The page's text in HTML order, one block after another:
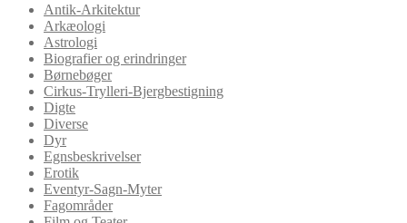
Antik-Arkitektur
Arkæologi
Astrologi
Biografier og erindringer
Børnebøger
Cirkus-Trylleri-Bjergbestigning
Digte
Diverse
Dyr
Egnsbeskrivelser
Erotik
Eventyr-Sagn-Myter
Fagområder